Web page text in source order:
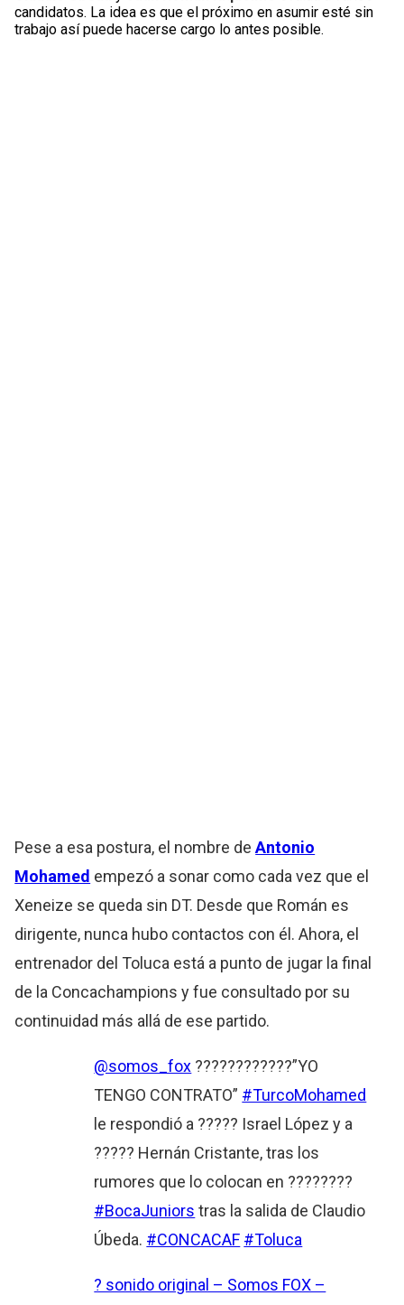
candidatos. La idea es que el próximo en asumir esté sin
trabajo así puede hacerse cargo lo antes posible.
Pese a esa postura, el nombre deAntonio
Mohamed empezó a sonar como cada vez que el
Xeneize se queda sin DT. Desde que Román es
dirigente, nunca hubo contactos con él. Ahora, el
entrenador del Toluca está a punto de jugar la final
de la Concachampions y fue consultado por su
continuidad más allá de ese partido.
@somos_fox ????????????”YO
TENGO CONTRATO” #TurcoMohamed
le respondió a ????? Israel López y a
????? Hernán Cristante, tras los
rumores que lo colocan en ????????
#BocaJuniors tras la salida de Claudio
Úbeda. #CONCACAF #Toluca
? sonido original – Somos FOX –